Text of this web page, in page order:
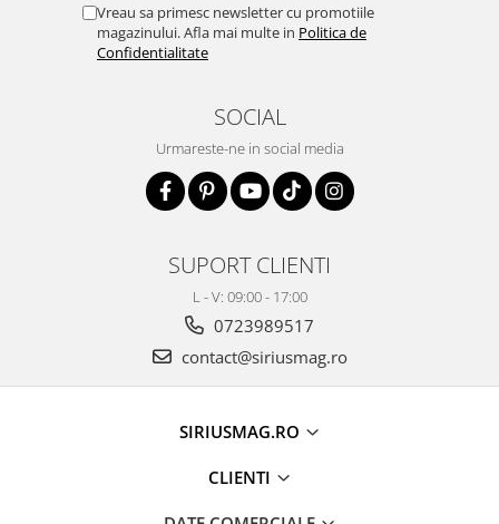
Vreau sa primesc newsletter cu promotiile
magazinului. Afla mai multe in Politica de
Confidentialitate
SOCIAL
Urmareste-ne in social media
SUPORT CLIENTI
L - V: 09:00 - 17:00
0723989517
contact@siriusmag.ro
SIRIUSMAG.RO
CLIENTI